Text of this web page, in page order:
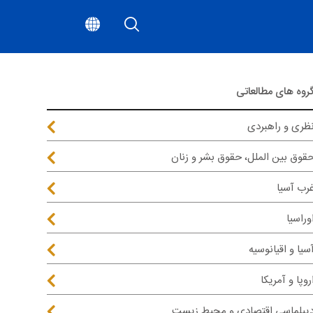
های مطالعاتی
نظری و راهبردی
بین الملل، حقوق بشر و زنان
آسیا
اوراسیا
و اقیانوسیه
اروپا و آمریکا